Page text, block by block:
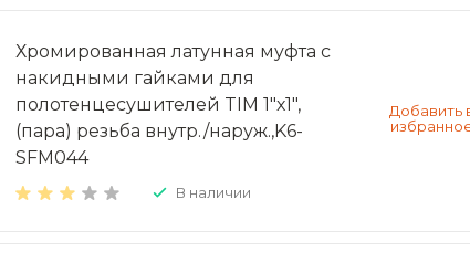
Хромированная латунная муфта с
накидными гайками для
полотенцесушителей TIM 1"х1",
(пара) резьба внутр./наруж.,K6-
SFM044
В наличии